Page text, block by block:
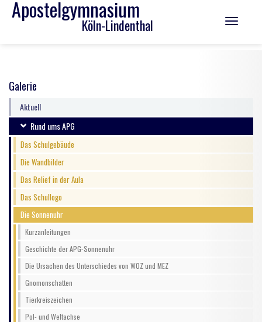
Apostelgymnasium
Köln-Lindenthal
Toggle
Galerie
Aktuell
Rund ums APG
Das Schulgebäude
Die Wandbilder
Das Relief in der Aula
Das Schullogo
Die Sonnenuhr
Kurzanleitungen
Geschichte der APG-Sonnenuhr
Die Ursachen des Unterschiedes von WOZ und MEZ
Gnomonschatten
Tierkreiszeichen
Pol- und Weltachse